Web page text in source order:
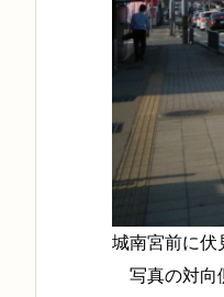
城南宮前に伏
写真の対向